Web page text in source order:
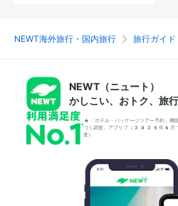
NEWT海外旅行・国内旅行 旅行ガイド
NEWT（ニュート）
かしこい、おトク、旅
*「ホテル・パッケージツアー予約」機
づく調査。アプリブ（2025年6月
査）